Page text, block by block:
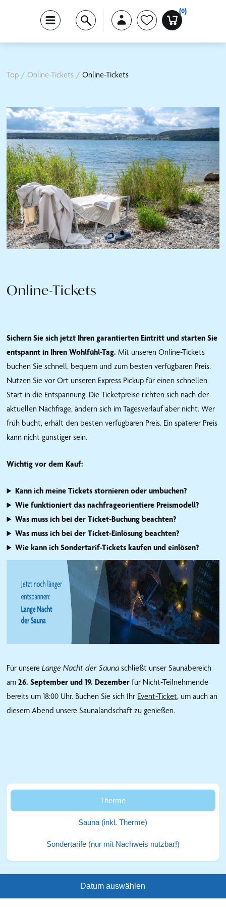
(0)
Top / Online-Tickets / Online-Tickets
Online-Tickets
Sichern Sie sich jetzt Ihren garantierten Eintritt und starten Sie
entspannt in Ihren Wohlfühl-Tag.Mit unseren Online-Tickets
buchen Sie schnell, bequem und zum besten verfügbaren Preis.
Nutzen Sie vor Ort unseren Express Pickup für einen schnellen
Start in die Entspannung. Die Ticketpreise richten sich nach der
aktuellen Nachfrage, ändern sich im Tagesverlauf aber nicht. Wer
früh bucht, erhält den besten verfügbaren Preis. Ein späterer Preis
kann nicht günstiger sein.
Wichtig vor dem Kauf:
Kann ich meine Tickets stornieren oder umbuchen?
Wie funktioniert das nachfrageorientiere Preismodell?
Was muss ich bei der Ticket-Buchung beachten?
Was muss ich bei der Ticket-Einlösung beachten?
Wie kann ich Sondertarif-Tickets kaufen und einlösen?
Für unsereLange Nacht der Saunaschließt unser Saunabereich
am 26. September und 19. Dezemberfür Nicht-Teilnehmende
bereits um 18:00 Uhr. Buchen Sie sich Ihr Event-Ticket, um auch an
diesem Abend unsere Saunalandschaft zu genießen.
Therme
Sauna (inkl. Therme)
Sondertarife (nur mit Nachweis nutzbar!)
Datum auswählen